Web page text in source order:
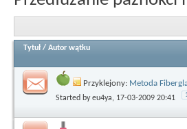
Tytuł / Autor wątku
Przyklejony: Metoda
Started byeu4ya, 17-03-2009 20:41